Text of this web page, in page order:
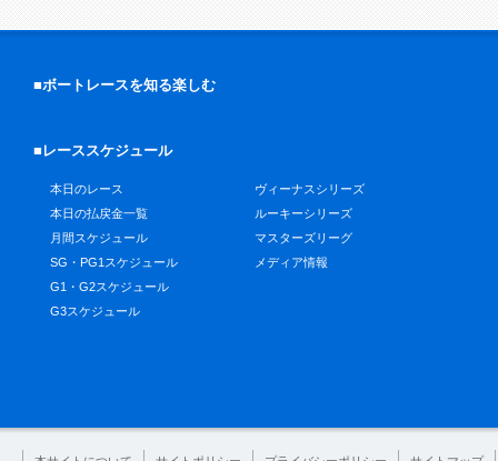
■ボートレースを知る楽しむ
■レーススケジュール
本日のレース
本日の払戻金一覧
月間スケジュール
SG・PG1スケジュール
G1・G2スケジュール
G3スケジュール
ヴィーナスシリーズ
ルーキーシリーズ
マスターズリーグ
メディア情報